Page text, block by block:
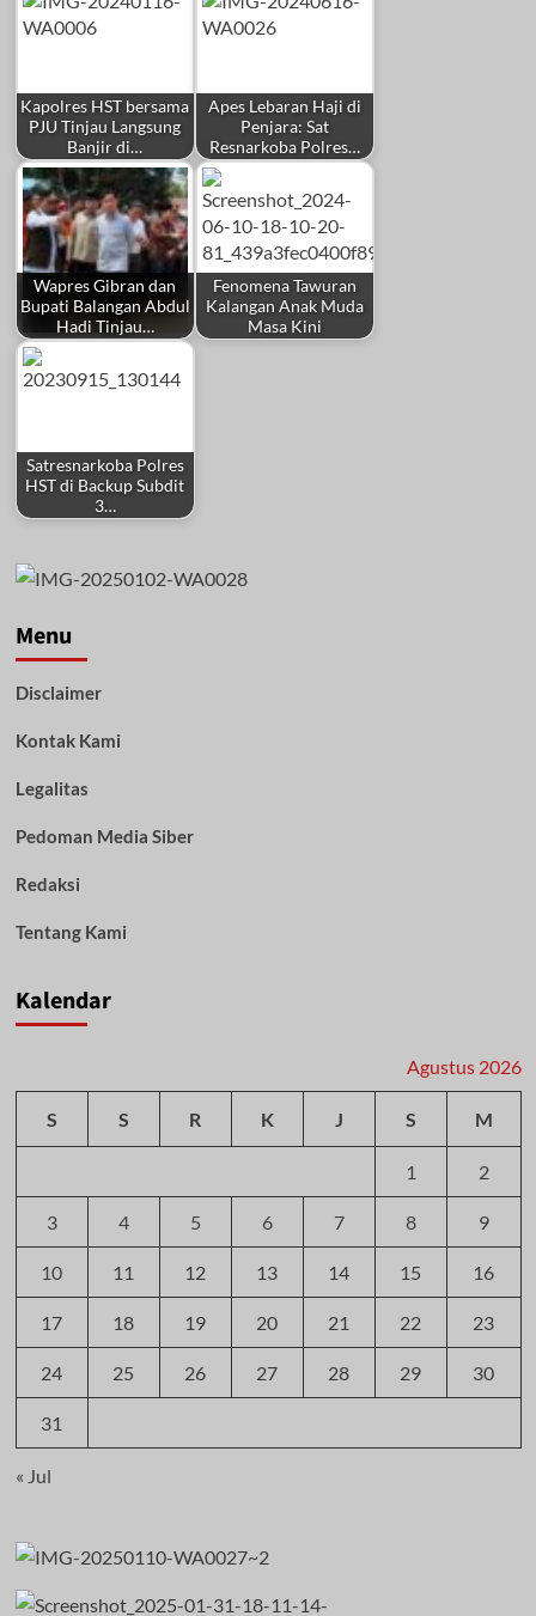
Kapolres HST bersama
PJU Tinjau Langsung
Banjir di…
Apes Lebaran Haji di
Penjara: Sat
Resnarkoba Polres…
Wapres Gibran dan
Bupati Balangan Abdul
Hadi Tinjau…
Fenomena Tawuran
Kalangan Anak Muda
Masa Kini
Satresnarkoba Polres
HST di Backup Subdit
3…
Menu
Disclaimer
Kontak Kami
Legalitas
Pedoman Media Siber
Redaksi
Tentang Kami
Kalendar
Agustus 2026
S S R K J S M
1 2
3 4 5 6 7 8 9
10 11 12 13 14 15 16
17 18 19 20 21 22 23
24 25 26 27 28 29 30
31
« Jul